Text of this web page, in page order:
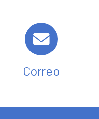
Correo